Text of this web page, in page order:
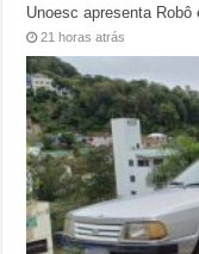
Unoesc apresenta
21 horas atrás